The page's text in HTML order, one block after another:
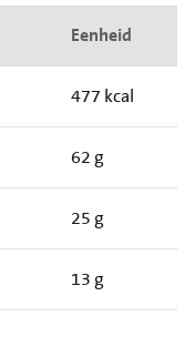
Eenheid
477 kcal
62 g
25 g
13 g